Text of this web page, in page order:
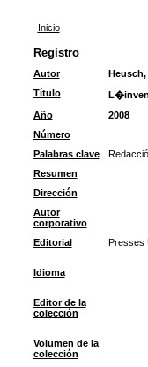
Inicio
Registro
Autor
Heusch,
Título
Año
2008
Número
Palabras clave
Resumen
Dirección
Autor
corporativo
Editorial
Presses
Idioma
Editor de la
colección
Volumen de la
colección